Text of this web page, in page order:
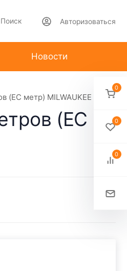
Поиск Авторизоваться
Новости
(EC метр) MILWAUKEE 20мл
(EC
0
0
0